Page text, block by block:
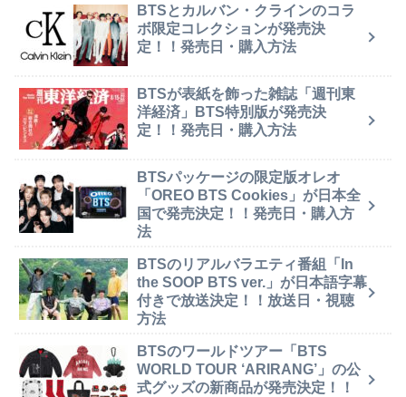
BTSとカルバン・クラインのコラ
ボ限定コレクションが発売決
定！！発売日・購入方法
BTSが表紙を飾った雑誌「週刊東
洋経済」BTS特別版が発売決
定！！発売日・購入方法
BTSパッケージの限定版オレオ
「OREO BTS Cookies」が日本全
国で発売決定！！発売日・購入方
法
BTSのリアルバラエティ番組「In
the SOOP BTS ver.」が日本語字幕
付きで放送決定！！放送日・視聴
方法
BTSのワールドツアー「BTS
WORLD TOUR ‘ARIRANG’」の公
式グッズの新商品が発売決定！！